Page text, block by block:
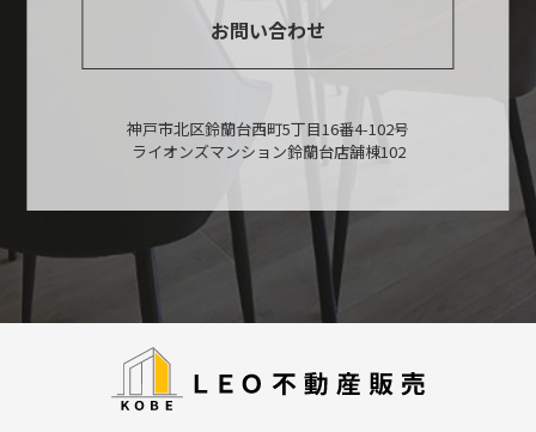
お問い合わせ
神戸市北区鈴蘭台西町5丁目16番4-102号
ライオンズマンション鈴蘭台店舗棟102